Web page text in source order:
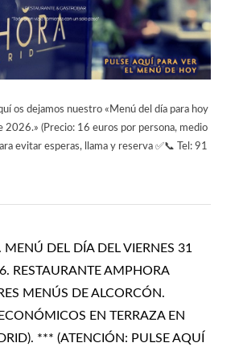
os dejamos nuestro «Menú del día para hoy
2026.» (Precio: 16 euros por persona, medio
evitar esperas, llama y reserva ✅📞 Tel: 91
DEL DÍA DEL VIERNES 31
RESTAURANTE AMPHORA
MENÚS DE ALCORCÓN.
EN TERRAZA EN
*** (ATENCIÓN: PULSE AQUÍ